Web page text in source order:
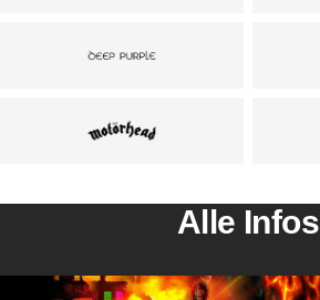
Alle Infos